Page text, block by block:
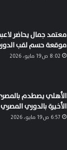
معتمد جمال يحاضر
موقعة حسم لقب
8:02 ص19 مايو، 2026
الأهلي يصطدم
الأخيرة بالدوري
6:57 ص19 مايو، 2026